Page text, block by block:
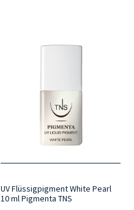
UV Flüssigpigment White Pearl
10 ml Pigmenta TNS